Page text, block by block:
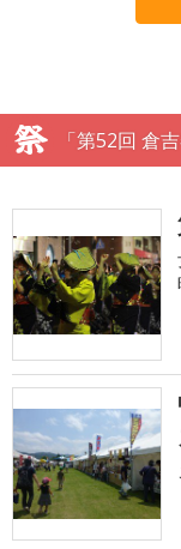
「第52回 倉